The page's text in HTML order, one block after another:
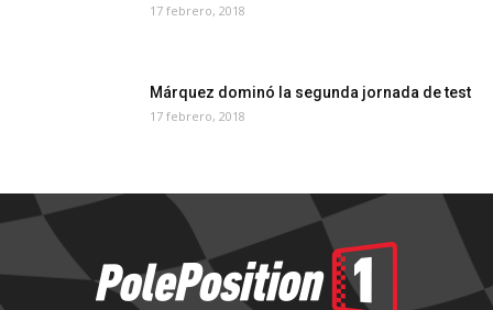
17 febrero, 2018
Márquez dominó la segunda jornada de test
17 febrero, 2018